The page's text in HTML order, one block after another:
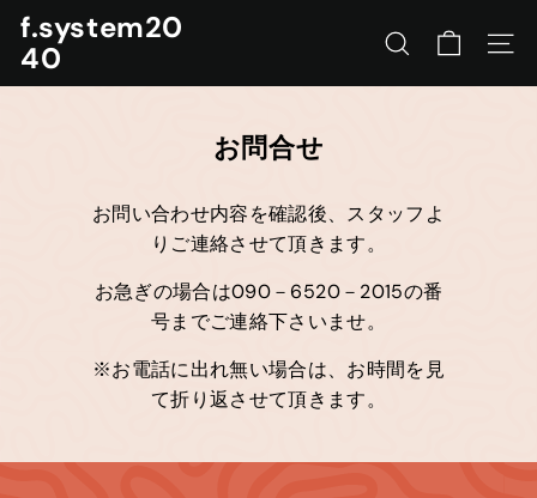
ン
f.system20
40
サイトを検索する
ナビ
お問合せ
お問い合わせ内容を確認後、スタッフよ
りご連絡させて頂きます。
お急ぎの場合は090－6520－2015の番
号までご連絡下さいませ。
※お電話に出れ無い場合は、お時間を見
て折り返させて頂きます。